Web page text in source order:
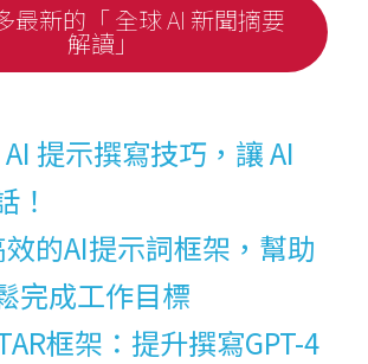
最新的「 全球 AI 新聞摘要
解讀」
AI 提示撰寫技巧，讓 AI
！
的AI提示詞框架，幫助
完成工作目標
框架：提升撰寫GPT-4